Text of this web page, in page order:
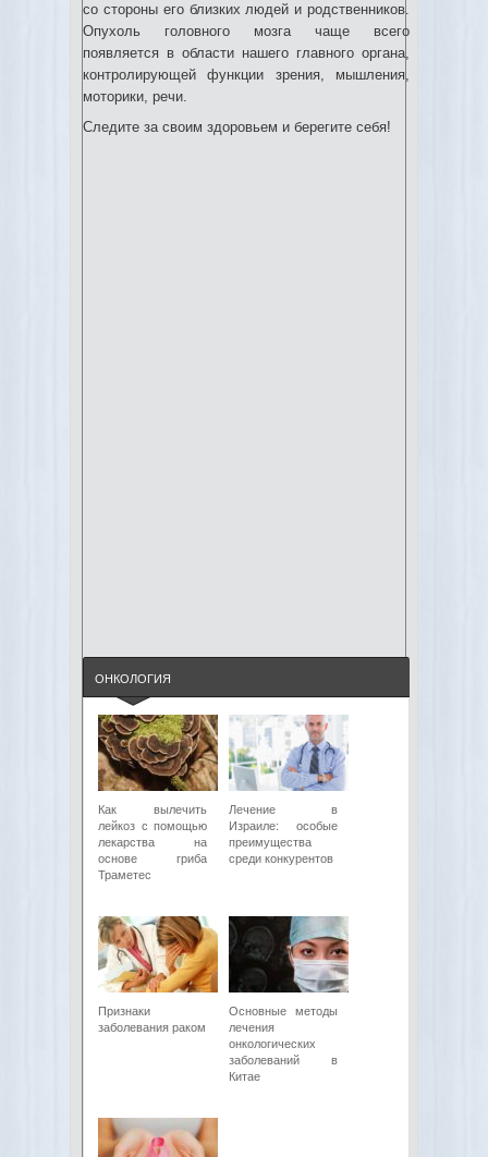
со стороны его близких людей и родственников.
Опухоль головного мозга чаще всего
появляется в области нашего главного органа,
контролирующей функции зрения, мышления,
моторики, речи.
Следите за своим здоровьем и берегите себя!
ОНКОЛОГИЯ
Как вылечить
лейкоз с помощью
лекарства на
основе гриба
Траметес
Лечение в
Израиле: особые
преимущества
среди конкурентов
Признаки
заболевания раком
Основные методы
лечения
онкологических
заболеваний в
Китае